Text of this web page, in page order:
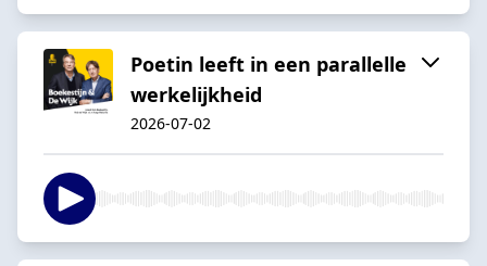
Poetin leeft in een parallelle
werkelijkheid
2026-07-02